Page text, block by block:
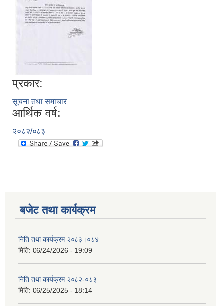
प्रकार:
सूचना तथा समाचार
आर्थिक वर्ष:
२०८२/०८३
बजेट तथा कार्यक्रम
निति तथा कार्यक्रम २०८३।०८४
मिति: 06/24/2026 - 19:09
निति तथा कार्यक्रम २०८२-०८३
मिति: 06/25/2025 - 18:14